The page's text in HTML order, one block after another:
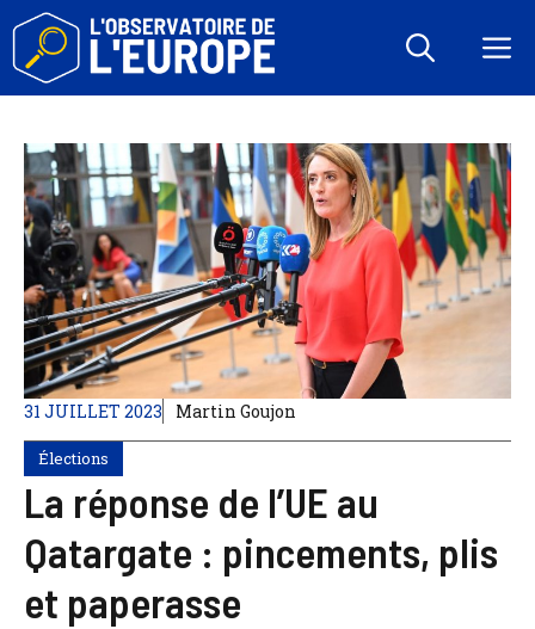
Aller
contenu
31 JUILLET 2023 Martin Goujon
Élections
La réponse de l’UE au
Qatargate : pincements, plis
et paperasse